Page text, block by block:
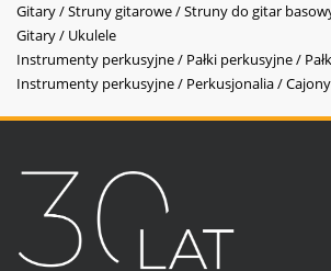
Gitary / Struny gitarowe / Struny do gitar
Gitary / Ukulele
Instrumenty perkusyjne / Pałki perkusyjne /
Instrumenty perkusyjne / Perkusjonalia / Cajony